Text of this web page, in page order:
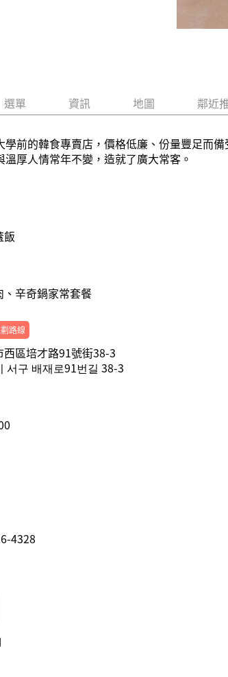
選單 資訊 地圖 鄰近
學前的韓食專賣店，價格低廉、份量豐足而
溫厚人情常年不變，造就了廣大常客。
飯
辛奇鍋家常套餐
路線
西區培才路91號街38-3
서구 배재로91번길 38-3
4328